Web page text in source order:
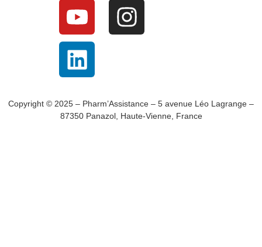
Copyright © 2025 – Pharm’Assistance – 5 avenue Léo Lagrange –
87350 Panazol, Haute-Vienne, France